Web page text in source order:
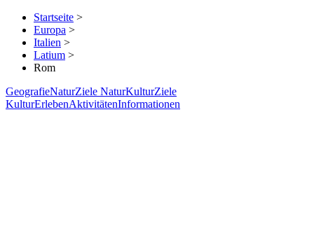
Startseite >
Europa >
Italien >
Latium >
Rom
GeografieNaturZiele NaturKulturZiele
KulturErlebenAktivitätenInformationen